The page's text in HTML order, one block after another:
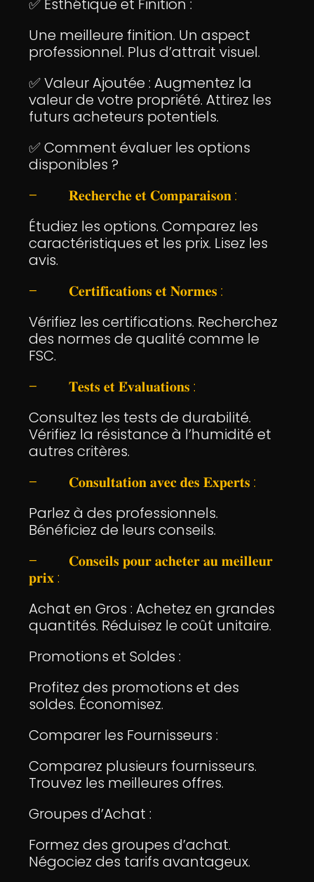
✅ Esthétique et Finition :
Une meilleure finition. Un aspect
professionnel. Plus d’attrait visuel.
✅ Valeur Ajoutée : Augmentez la
valeur de votre propriété. Attirez les
futurs acheteurs potentiels.
✅ Comment évaluer les options
disponibles ?
– 𝐑𝐞𝐜𝐡𝐞𝐫𝐜𝐡𝐞 𝐞𝐭 𝐂𝐨𝐦𝐩𝐚𝐫𝐚𝐢𝐬𝐨𝐧 :
Étudiez les options. Comparez les
caractéristiques et les prix. Lisez les
avis.
– 𝐂𝐞𝐫𝐭𝐢𝐟𝐢𝐜𝐚𝐭𝐢𝐨𝐧𝐬 𝐞𝐭 𝐍𝐨𝐫𝐦𝐞𝐬 :
Vérifiez les certifications. Recherchez
des normes de qualité comme le
FSC.
– 𝐓𝐞𝐬𝐭𝐬 𝐞𝐭 𝐄́𝐯𝐚𝐥𝐮𝐚𝐭𝐢𝐨𝐧𝐬 :
Consultez les tests de durabilité.
Vérifiez la résistance à l’humidité et
autres critères.
– 𝐂𝐨𝐧𝐬𝐮𝐥𝐭𝐚𝐭𝐢𝐨𝐧 𝐚𝐯𝐞𝐜 𝐝𝐞𝐬 𝐄𝐱𝐩𝐞𝐫𝐭𝐬 :
Parlez à des professionnels.
Bénéficiez de leurs conseils.
– 𝐂𝐨𝐧𝐬𝐞𝐢𝐥𝐬 𝐩𝐨𝐮𝐫 𝐚𝐜𝐡𝐞𝐭𝐞𝐫 𝐚𝐮 𝐦𝐞𝐢𝐥𝐥𝐞𝐮𝐫
𝐩𝐫𝐢𝐱 :
Achat en Gros : Achetez en grandes
quantités. Réduisez le coût unitaire.
Promotions et Soldes :
Profitez des promotions et des
soldes. Économisez.
Comparer les Fournisseurs :
Comparez plusieurs fournisseurs.
Trouvez les meilleures offres.
Groupes d’Achat :
Formez des groupes d’achat.
Négociez des tarifs avantageux.